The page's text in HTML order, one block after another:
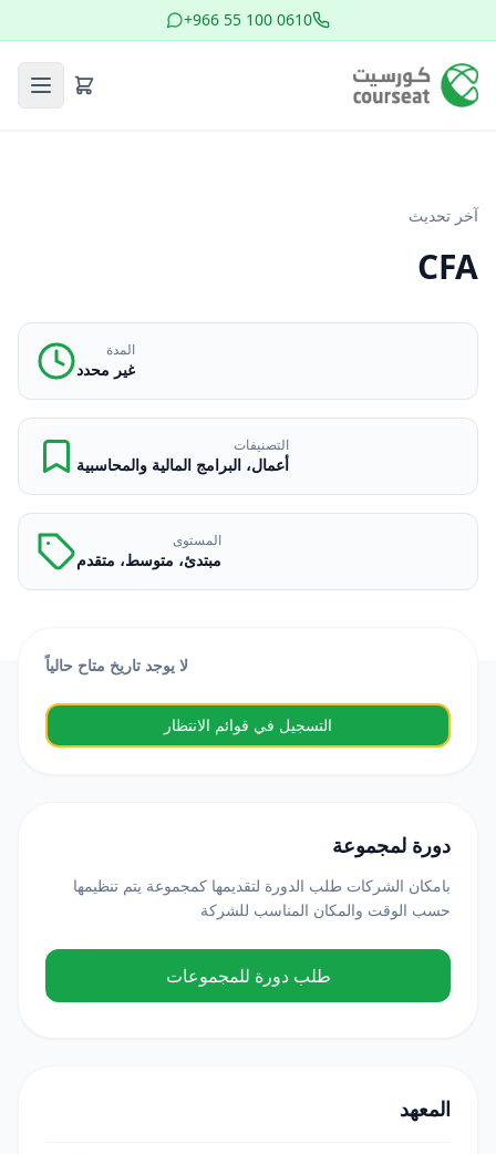
+966 55 100 0610
آخر تحديث
CFA
المدة
غير محدد
التصنيفات
أعمال، البرامج المالية والمحاسبية
المستوى
مبتدئ، متوسط، متقدم
لا يوجد تاريخ متاح حالياً
التسجيل في قوائم الانتظار
دورة لمجموعة
بامكان الشركات طلب الدورة لتقديمها كمجموعة يتم تنظيمها
حسب الوقت والمكان المناسب للشركة
طلب دورة للمجموعات
المعهد